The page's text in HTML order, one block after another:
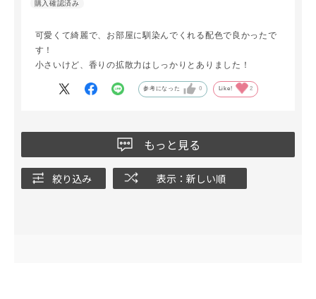
可愛くて綺麗で、お部屋に馴染んでくれる配色で良かったで
す！
小さいけど、香りの拡散力はしっかりとありました！
参考になった 0 Like! 2
もっと見る
絞り込み 表示：新しい順